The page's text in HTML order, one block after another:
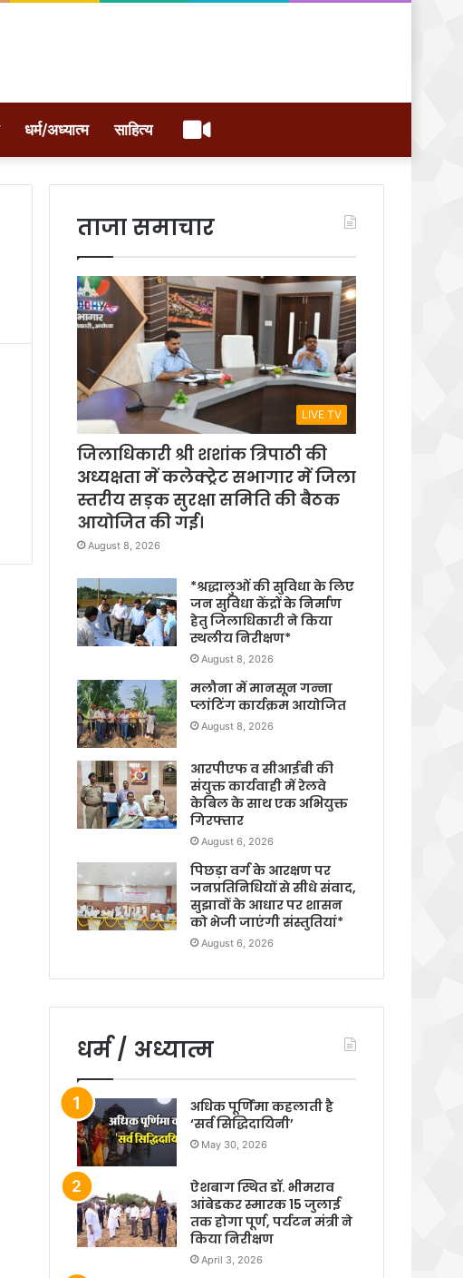
धर्म/अध्यात्म साहित्य वीडियो
ताजा समाचार
LIVE TV
जिलाधिकारी श्री शशांक त्रिपाठी की
अध्यक्षता में कलेक्ट्रेट सभागार में जिला
स्तरीय सड़क सुरक्षा समिति की बैठक
आयोजित की गई।
August 8, 2026
*श्रद्धालुओं की सुविधा के लिए
जन सुविधा केंद्रों के निर्माण
हेतु जिलाधिकारी ने किया
स्थलीय निरीक्षण*
August 8, 2026
मलौना में मानसून गन्ना
प्लांटिंग कार्यक्रम आयोजित
August 8, 2026
आरपीएफ व सीआईबी की
संयुक्त कार्यवाही में रेलवे
केबिल के साथ एक अभियुक्त
गिरफ्तार
August 6, 2026
पिछड़ा वर्ग के आरक्षण पर
जनप्रतिनिधियों से सीधे संवाद,
सुझावों के आधार पर शासन
को भेजी जाएंगी संस्तुतियां*
August 6, 2026
धर्म / अध्यात्म
अधिक पूर्णिमा कहलाती है
‘सर्व सिद्धिदायिनी’
May 30, 2026
ऐशबाग स्थित डॉ. भीमराव
आंबेडकर स्मारक 15 जुलाई
तक होगा पूर्ण, पर्यटन मंत्री ने
किया निरीक्षण
April 3, 2026